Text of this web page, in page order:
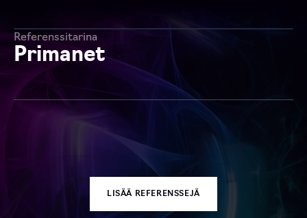
Referenssitarina
Primanet
LISÄÄ REFERENSSEJÄ